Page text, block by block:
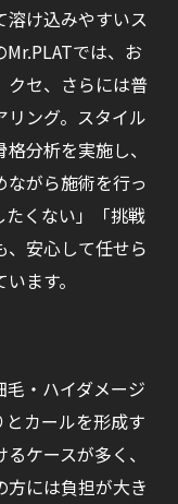
溶け込みやすいス
では、お
クセ、さらには普
ング。スタイル
分析を実施し、
ながら施術を行っ
くない」「挑戦
、安心して任せら
ます。
・ハイダメージ
カールを形成す
ケースが多く、
には負担が大き